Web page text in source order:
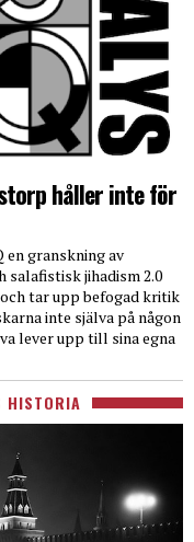
håller inte för
en granskning av
jihadism 2.0
tar upp befogad kritik
inte själva på någon
lever upp till sina egna
HISTORIA